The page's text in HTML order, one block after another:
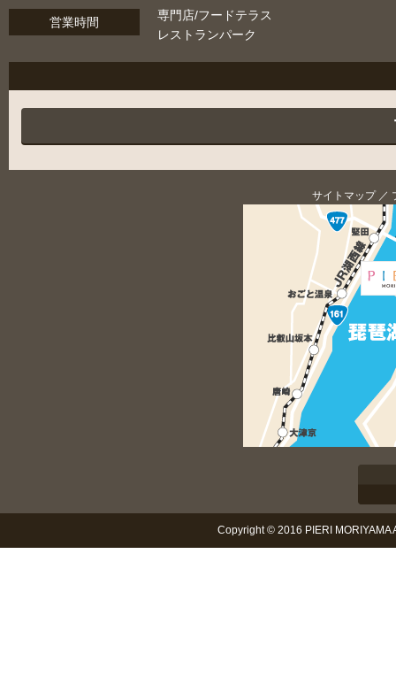
営業時間
専門店/フードテラス
レストランパーク
サイトマップ／
Copyright © 2016 PIERI MORIYAMA